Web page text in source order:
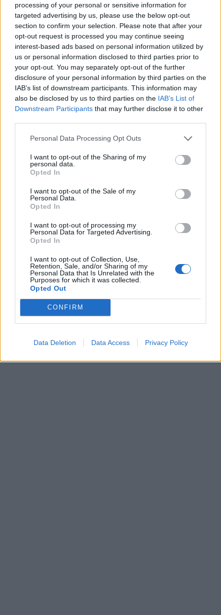
processing of your personal or sensitive information for
targeted advertising by us, please use the below opt-out
section to confirm your selection. Please note that after your
opt-out request is processed you may continue seeing
interest-based ads based on personal information utilized by
us or personal information disclosed to third parties prior to
your opt-out. You may separately opt-out of the further
disclosure of your personal information by third parties on the
IAB’s list of downstream participants. This information may
also be disclosed by us to third parties on the IAB’s List of
Downstream Participants that may further disclose it to other
Personal Data Processing Opt Outs
I want to opt-out of the Sharing of my
personal data.
Opted In
I want to opt-out of the Sale of my
Personal Data.
Opted In
I want to opt-out of processing my
Personal Data for Targeted Advertising.
Opted In
I want to opt-out of Collection, Use,
Retention, Sale, and/or Sharing of my
Personal Data that Is Unrelated with the
Purposes for which it was collected.
Opted Out
CONFIRM
Data Deletion Data Access Privacy Policy
Αποθήκευσε το όνομά μου, email, και τον ιστότοπο
μου σε αυτόν τον πλοηγό για την επόμενη φορά που
θα σχολιάσω.